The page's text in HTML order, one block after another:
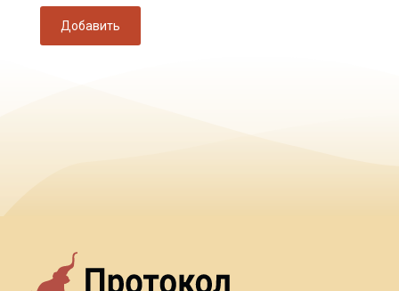
Добавить